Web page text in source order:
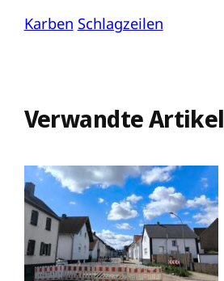
Karben Schlagzeilen
Verwandte Artikel